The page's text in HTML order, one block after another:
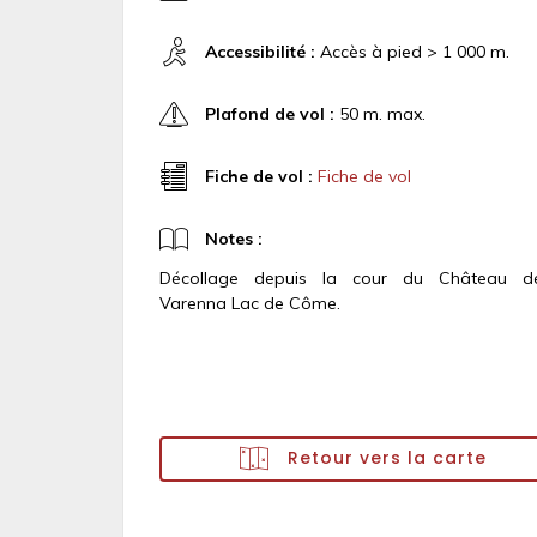
Accessibilité : Accès à pied > 1 000 m.
Plafond de vol : 50 m. max.
Fiche de vol : Fiche de vol
Notes :
Décollage depuis la cour du Château
Varenna Lac de Côme.
Retour vers la carte